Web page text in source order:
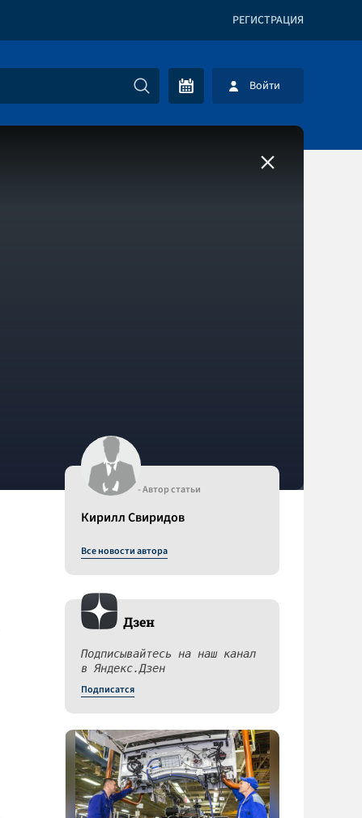
РЕГИСТРАЦИЯ
Войти
- Автор статьи
Кирилл Свиридов
Все новости автора
Дзен
Подписывайтесь на наш канал
в Яндекс.Дзен
Подписатся